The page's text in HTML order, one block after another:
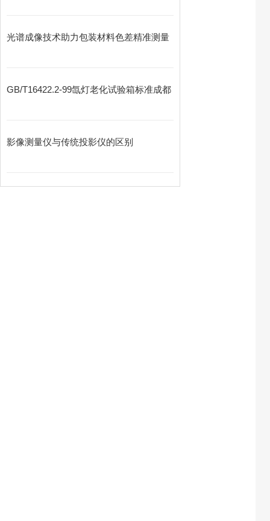
光谱成像技术助力包装材料色差精准测量
GB/T16422.2-99氙灯老化试验箱标准成都
影像测量仪与传统投影仪的区别